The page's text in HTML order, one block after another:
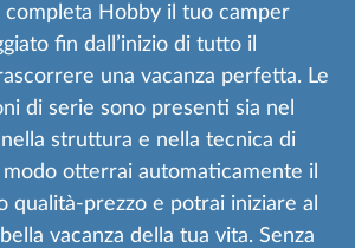
completa Hobby il tuo camper
fin dall’inizio di tutto il
una vacanza perfetta. Le
di serie sono presenti sia nel
struttura e nella tecnica di
otterrai automaticamente il
qualità-prezzo e potrai iniziare al
vacanza della tua vita. Senza